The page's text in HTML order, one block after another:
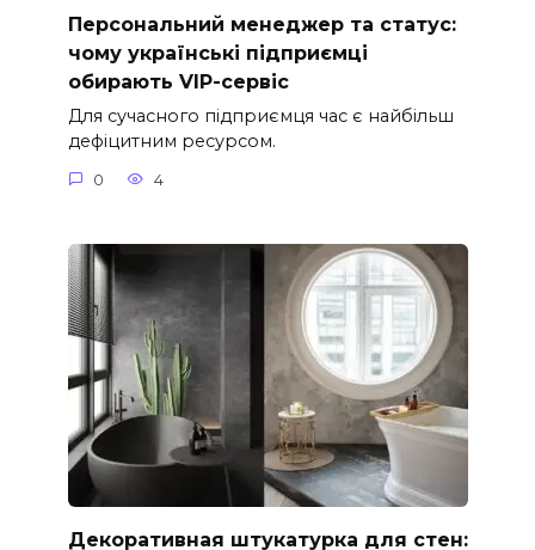
Персональний менеджер та статус:
чому українські підприємці
обирають VIP-сервіс
Для сучасного підприємця час є найбільш
дефіцитним ресурсом.
0 4
Декоративная штукатурка для стен: